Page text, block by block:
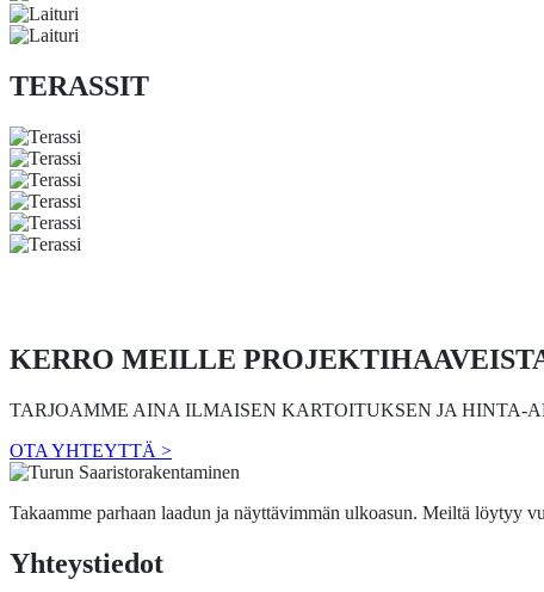
TERASSIT
KERRO MEILLE
TARJOAMME AINA ILMAISEN KARTOITUKSEN JA HINTA-
OTA YHTEYTTÄ >
Takaamme parhaan laadun ja näyttävimmän ulkoasun. Meiltä löytyy
Yhteystiedot